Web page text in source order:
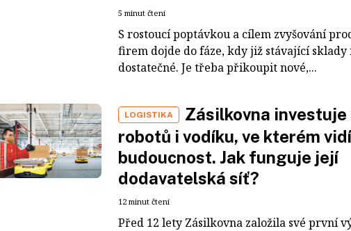
5 minut čtení
S rostoucí poptávkou a cílem zvyšování
firem dojde do fáze, kdy již stávající sklady
dostatečné. Je třeba přikoupit nové,...
LOGISTIKA
Zásilkovna investuje
robotů i vodíku, ve kterém
budoucnost. Jak funguje její
dodavatelská síť?
12 minut čtení
Před 12 lety Zásilkovna založila své první